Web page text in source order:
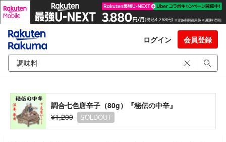
ログイン 会員登録
調合七色唐辛子（80g）『秘伝の中辛』
¥1,200
SOLDOUT